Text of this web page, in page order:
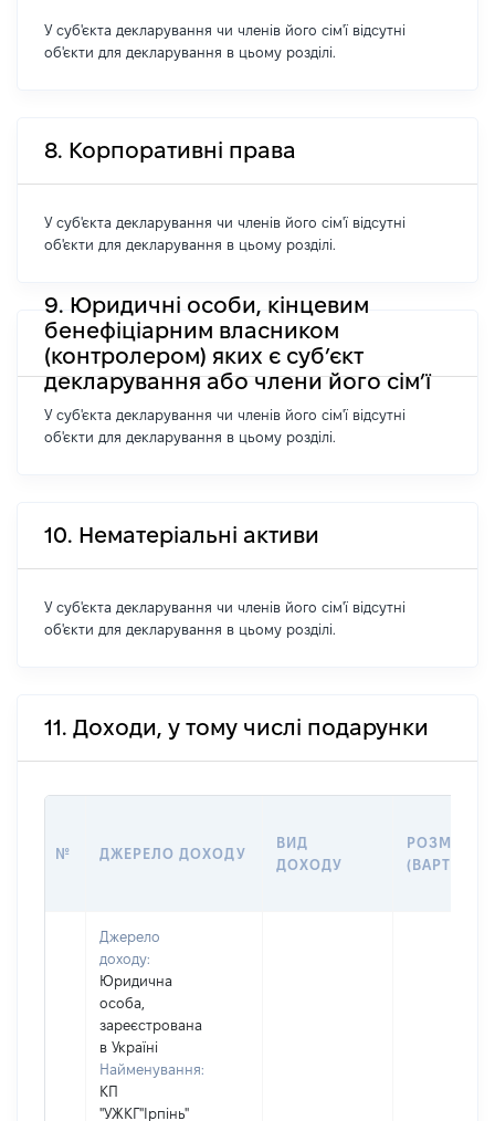
У суб'єкта декларування чи членів його сім'ї відсутні
об'єкти для декларування в цьому розділі.
8. Корпоративні права
У суб'єкта декларування чи членів його сім'ї відсутні
об'єкти для декларування в цьому розділі.
9. Юридичні особи, кінцевим
бенефіціарним власником
(контролером) яких є суб’єкт
декларування або члени його сім’ї
У суб'єкта декларування чи членів його сім'ї відсутні
об'єкти для декларування в цьому розділі.
10. Нематеріальні активи
У суб'єкта декларування чи членів його сім'ї відсутні
об'єкти для декларування в цьому розділі.
11. Доходи, у тому числі подарунки
№ ДЖЕРЕЛО ДОХОДУ
ВИД
ДОХОДУ
РОЗМІР
(ВАРТІСТЬ)
Джерело
доходу:
Юридична
особа,
зареєстрована
в Україні
Найменування:
КП
"УЖКГ"Ірпінь"